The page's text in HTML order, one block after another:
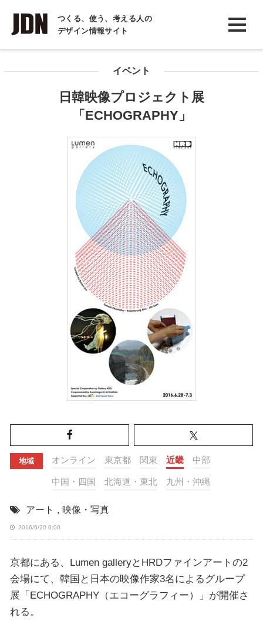
つくる、使う、考える人の
デザイン情報サイト
INTERVIEW
インタビュー
COLUMN
イベント
日韓映像プロジェクト展
「ECHOGRAPHY」
地域 オンライン 東京都 関東 近畿 中部
中国・四国 北海道・東北 九州・沖縄
アート , 映像・写真
2016/6/20 0:00
京都にある、Lumen galleryとHRDファインアートの2
会場にて、韓国と日本の映像作家3名によるグループ
展「ECHOGRAPHY（エコーグラフィー）」が開催さ
れる。